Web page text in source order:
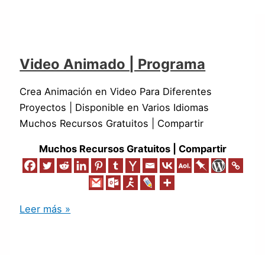
Video Animado | Programa
Crea Animación en Video Para Diferentes
Proyectos | Disponible en Varios Idiomas
Muchos Recursos Gratuitos | Compartir
Muchos Recursos Gratuitos | Compartir
Leer más »